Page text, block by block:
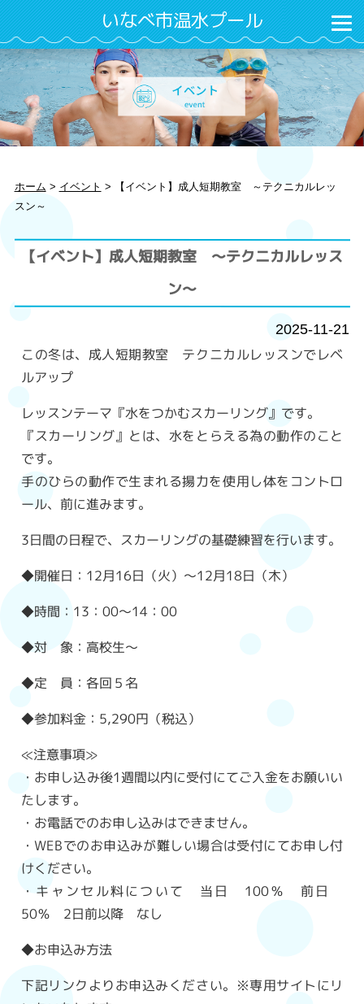
いなべ市温水プール
ホーム > イベント >
【イベント】成人短期教室 ～テクニカルレッ
スン～
【イベント】成人短期教室 ～テクニカルレッス
ン～
2025-11-21
この冬は、成人短期教室 テクニカルレッスンでレベ
ルアップ
レッスンテーマ『水をつかむスカーリング』です。
『スカーリング』とは、水をとらえる為の動作のこと
です。
手のひらの動作で生まれる揚力を使用し体をコントロ
ール、前に進みます。
3日間の日程で、スカーリングの基礎練習を行います。
◆開催日：12月16日（火）～12月18日（木）
◆時間：13：00～14：00
◆対 象：高校生～
◆定 員：各回５名
◆参加料金：5,290円（税込）
≪注意事項≫
・お申し込み後1週間以内に受付にてご入金をお願いい
たします。
・お電話でのお申し込みはできません。
・WEBでのお申込みが難しい場合は受付にてお申し付
けください。
・キャンセル料について 当日 100％ 前日
50％ 2日前以降 なし
◆お申込み方法
下記リンクよりお申込みください。※専用サイトにリ